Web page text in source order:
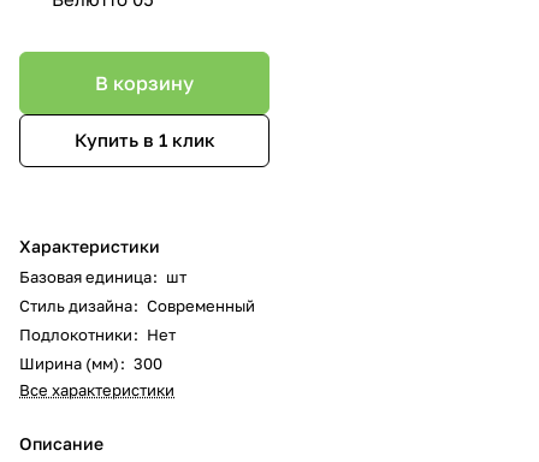
В корзину
Купить в 1 клик
Характеристики
Базовая единица: шт
Стиль дизайна: Современный
Подлокотники: Нет
Ширина (мм): 300
Все характеристики
Описание